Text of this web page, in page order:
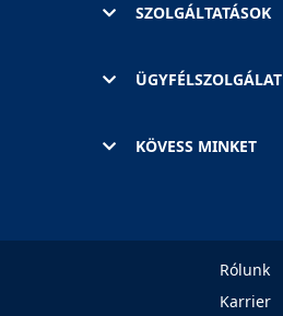
SZOLGÁLTATÁSOK
ÜGYFÉLSZOLGÁLAT
KÖVESS MINKET
Rólunk
Karrier